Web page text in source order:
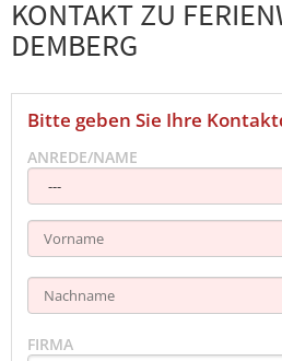
KONTAKT ZU
DEMBERG
Bitte geben Sie Ihre
ANREDE/NAME
FIRMA